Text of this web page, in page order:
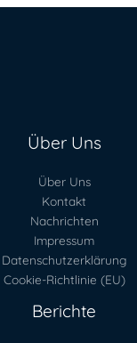
Über Uns
Über Uns
Kontakt
Nachrichten
Impressum
Datenschutzerklärung
Cookie-Richtlinie (EU)
Berichte